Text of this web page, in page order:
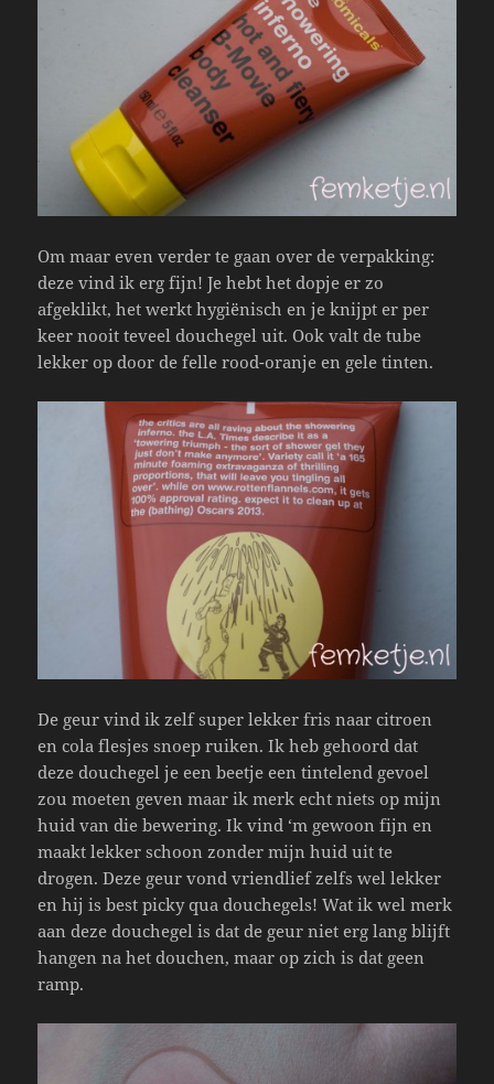
Om maar even verder te gaan over de verpakking:
deze vind ik erg fijn! Je hebt het dopje er zo
afgeklikt, het werkt hygiënisch en je knijpt er per
keer nooit teveel douchegel uit. Ook valt de tube
lekker op door de felle rood-oranje en gele tinten.
De geur vind ik zelf super lekker fris naar citroen
en cola flesjes snoep ruiken. Ik heb gehoord dat
deze douchegel je een beetje een tintelend gevoel
zou moeten geven maar ik merk echt niets op mijn
huid van die bewering. Ik vind ‘m gewoon fijn en
maakt lekker schoon zonder mijn huid uit te
drogen. Deze geur vond vriendlief zelfs wel lekker
en hij is best picky qua douchegels! Wat ik wel merk
aan deze douchegel is dat de geur niet erg lang blijft
hangen na het douchen, maar op zich is dat geen
ramp.